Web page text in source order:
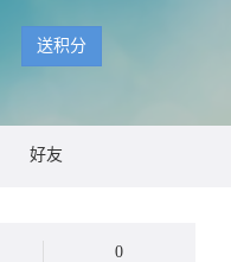
送积分
好友
0